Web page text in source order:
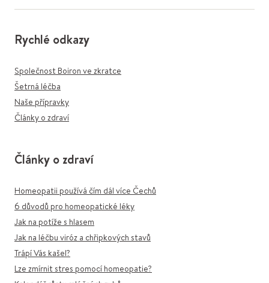
Rychlé odkazy
Společnost Boiron ve zkratce
Šetrná léčba
Naše přípravky
Články o zdraví
Články o zdraví
Homeopatii používá čím dál více Čechů
6 důvodů pro homeopatické léky
Jak na potíže s hlasem
Jak na léčbu viróz a chřipkových stavů
Trápí Vás kašel?
Lze zmírnit stres pomocí homeopatie?